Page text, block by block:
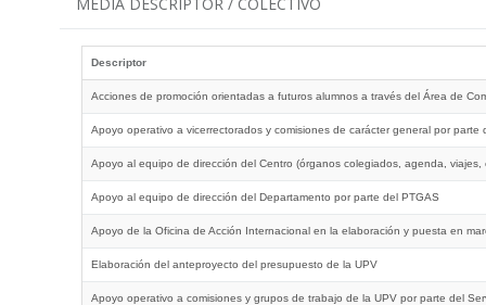
Descriptor
Acciones de promoción orientadas a futuros alumnos a través del Área de
Apoyo operativo a vicerrectorados y comisiones de carácter general por parte
Apoyo al equipo de dirección del Centro (órganos colegiados, agenda,
Apoyo al equipo de dirección del Departamento por parte del PTGAS
Apoyo de la Oficina de Acción Internacional en la elaboración y puesta en
Elaboración del anteproyecto del presupuesto de la UPV
Apoyo operativo a comisiones y grupos de trabajo de la UPV por parte del